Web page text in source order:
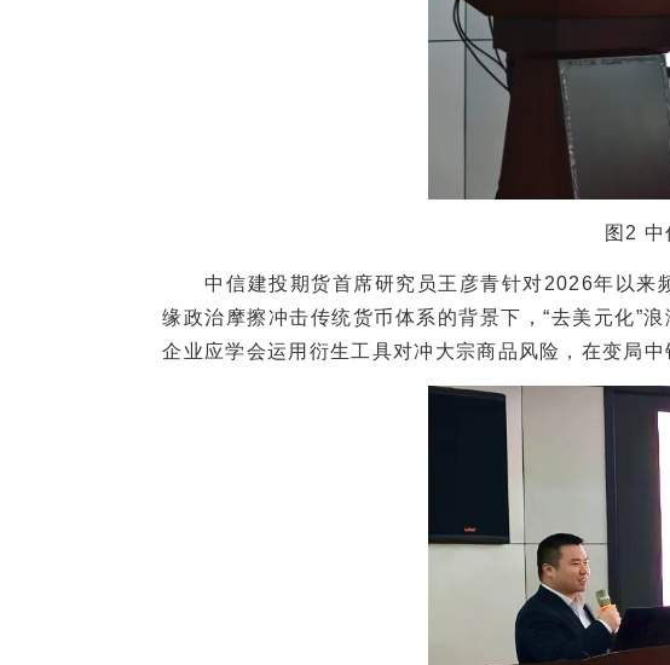
图2
中信建投期货首席研究员王彦青针对2026年以来
缘政治摩擦冲击传统货币体系的背景下，“去美元化”
企业应学会运用衍生工具对冲大宗商品风险，在变局中